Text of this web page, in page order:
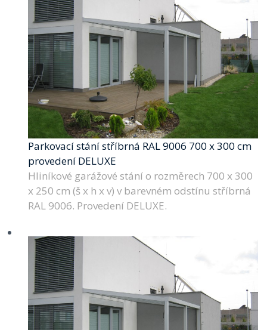
Parkovací stání stříbrná RAL 9006 700 x 300 cm
provedení DELUXE
Hliníkové garážové stání o rozměrech 700 x 300
x 250 cm (š x h x v) v barevném odstínu stříbrná
RAL 9006. Provedení DELUXE.